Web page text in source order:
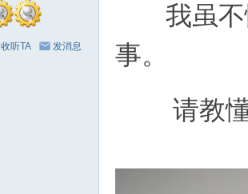
收听TA 发消息
我虽不
事。
请教懂